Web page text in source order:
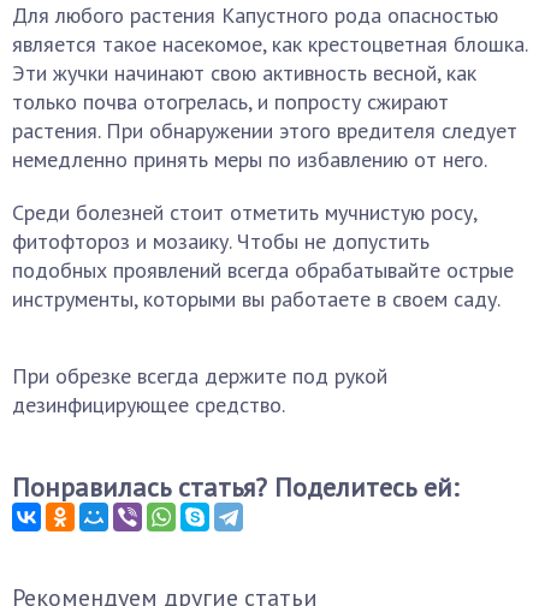
Для любого растения Капустного рода опасностью
является такое насекомое, как крестоцветная блошка.
Эти жучки начинают свою активность весной, как
только почва отогрелась, и попросту сжирают
растения. При обнаружении этого вредителя следует
немедленно принять меры по избавлению от него.
Среди болезней стоит отметить мучнистую росу,
фитофтороз и мозаику. Чтобы не допустить
подобных проявлений всегда обрабатывайте острые
инструменты, которыми вы работаете в своем саду.
При обрезке всегда держите под рукой
дезинфицирующее средство.
Понравилась статья? Поделитесь ей:
Рекомендуем другие статьи